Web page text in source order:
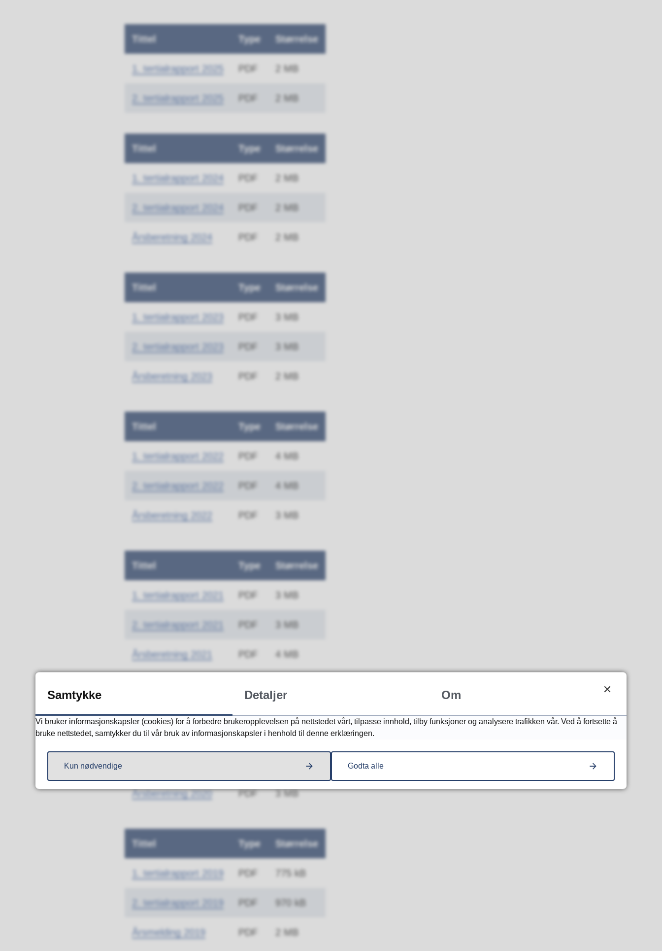
Tittel Type Størrelse
1. tertialrapport 2025 PDF 2 MB
2. tertialrapport 2025 PDF 2 MB
Tittel Type Størrelse
1. tertialrapport 2024 PDF 2 MB
2. tertialrapport 2024 PDF 2 MB
Årsberetning 2024 PDF 2 MB
Tittel Type Størrelse
1. tertialrapport 2023 PDF 3 MB
2. tertialrapport 2023 PDF 3 MB
Årsberetning 2023 PDF 2 MB
Tittel Type Størrelse
1. tertialrapport 2022 PDF 4 MB
2. tertialrapport 2022 PDF 4 MB
Årsberetning 2022 PDF 3 MB
Tittel Type Størrelse
1. tertialrapport 2021 PDF 3 MB
2. tertialrapport 2021 PDF 3 MB
Årsberetning 2021 PDF 4 MB
1. tertialrapport 2020 PDF 2 MB
Årsberetning 2020 PDF 3 MB
Tittel Type Størrelse
1. tertialrapport 2019 PDF 775 kB
2. tertialrapport 2019 PDF 970 kB
Årsmelding 2019 PDF 2 MB
Samtykke Detaljer Om
Vi bruker informasjonskapsler (cookies) for å forbedre brukeropplevelsen på nettstedet vårt, tilpasse innhold, tilby funksjoner og analysere trafikken vår. Ved å fortsette å
bruke nettstedet, samtykker du til vår bruk av informasjonskapsler i henhold til denne erklæringen.
Kun nødvendige Godta alle